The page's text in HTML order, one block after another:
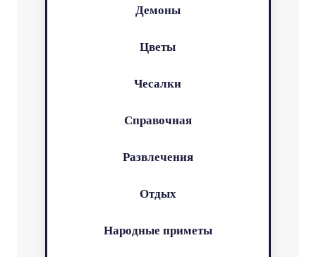
Демоны
Цветы
Чесалки
Справочная
Развлечения
Отдых
Народные приметы